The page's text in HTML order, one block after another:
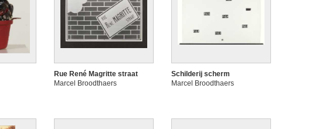
Rue René Magritte straat
Marcel Broodthaers
Schilderij scherm
Marcel Broodthaers